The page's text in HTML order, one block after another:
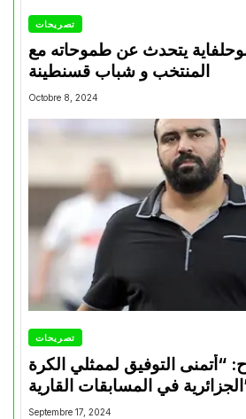
تصريحات
يتحدث عن طموحاته مع
المنتخب و شباب قسنطينة
Octobre 8, 2024
تصريحات
التوفيق لممثلي الكرة
Septembre 17, 2024